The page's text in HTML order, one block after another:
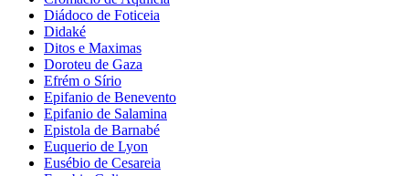
Diádoco de Foticeia
Didaké
Ditos e Maximas
Doroteu de Gaza
Efrém o Sírio
Epifanio de Benevento
Epifanio de Salamina
Epistola de Barnabé
Euquerio de Lyon
Eusébio de Cesareia